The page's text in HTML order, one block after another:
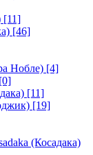
[11]
[46]
Нобле) [4]
[0]
[11]
[19]
(Косадака)